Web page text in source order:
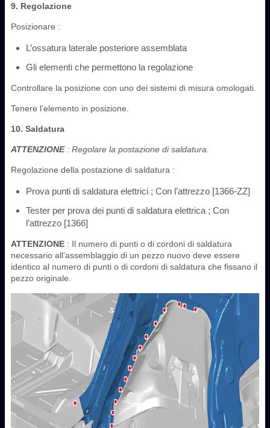
9. Regolazione
Posizionare :
L’ossatura laterale posteriore assemblata
Gli elementi che permettono la regolazione
Controllare la posizione con uno dei sistemi di misura omologati.
Tenere l’elemento in posizione.
10. Saldatura
ATTENZIONE: Regolare la postazione di saldatura.
Regolazione della postazione di saldatura :
Prova punti di saldatura elettrici ; Con l’attrezzo [1366-ZZ]
Tester per prova dei punti di saldatura elettrica ; Con
l’attrezzo [1366]
ATTENZIONE : Il numero di punti o di cordoni di saldatura
necessario all’assemblaggio di un pezzo nuovo deve essere
identico al numero di punti o di cordoni di saldatura che fissano il
pezzo originale.